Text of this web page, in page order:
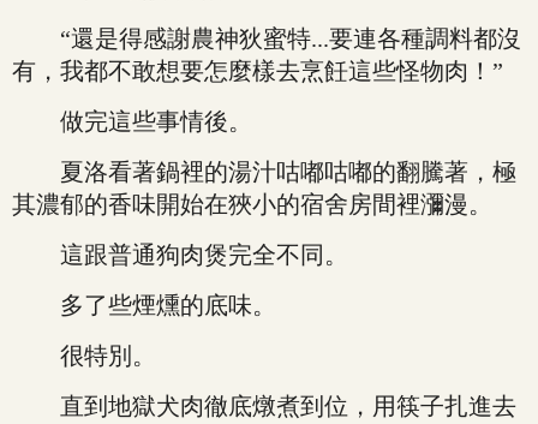
“還是得感謝農神狄蜜特...要連各種調料都沒
有，我都不敢想要怎麼樣去烹飪這些怪物肉！”
做完這些事情後。
夏洛看著鍋裡的湯汁咕嘟咕嘟的翻騰著，極
其濃郁的香味開始在狹小的宿舍房間裡瀰漫。
這跟普通狗肉煲完全不同。
多了些煙燻的底味。
很特別。
直到地獄犬肉徹底燉煮到位，用筷子扎進去